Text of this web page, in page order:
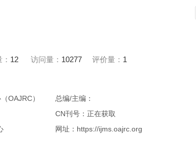
12 访问量： 10277 评价量： 1
OAJRC） 总编/主编：
CN刊号：正在获取
网址：https://ijms.oajrc.org